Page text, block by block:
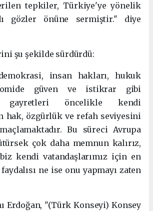
tepkiler, Türkiye'ye yönelik
gözler önüne sermiştir." diye
şu şekilde sürdürdü:
insan hakları, hukuk
güven ve istikrar gibi
gayretleri öncelikle kendi
hak, özgürlük ve refah seviyesini
Bu süreci Avrupa
çok daha memnun kalırız,
kendi vatandaşlarımız için en
ne ise onu yapmayı zaten
Erdoğan, "(Türk Konseyi) Konsey